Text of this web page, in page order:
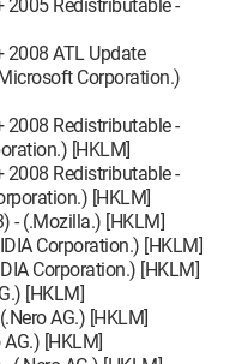
2005 Redistributable -
2008 ATL Update
Corporation.)
2008 Redistributable -
[HKLM]
2008 Redistributable -
[HKLM]
- (.Mozilla.) [HKLM]
Corporation.) [HKLM]
Corporation.) [HKLM]
[HKLM]
AG.) [HKLM]
[HKLM]